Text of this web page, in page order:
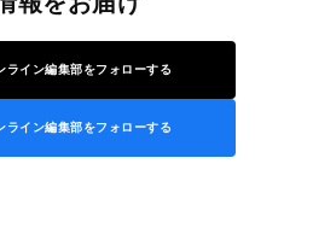
ライン編集部をフォローする
ライン編集部をフォローする